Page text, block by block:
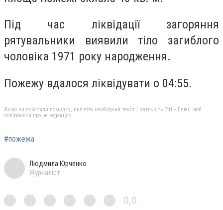
Під час ліквідації загоряння
рятувальники виявили тіло загиблого
чоловіка 1971 року народження.
Пожежу вдалося ліквідувати о 04:55.
Якщо ви помітили помилку, виділіть необхідний текст і натисніть Ctrl + Enter, щоб
повідомити про це редакцію
#пожежа
Людмила Юрченко
Журналіст
0,0